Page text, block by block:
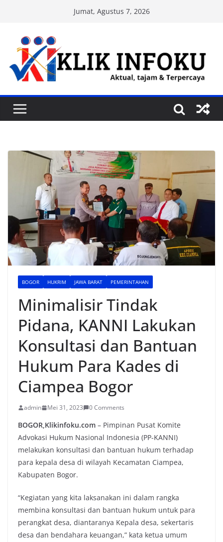
content
Jumat, Agustus 7, 2026
BOGOR HUKRIM JAWA BARAT PEMERINTAHAN
Minimalisir Tindak
Pidana, KANNI Lakukan
Konsultasi dan Bantuan
Hukum Para Kades di
Ciampea Bogor
admin Mei 31, 2023 0 Comments
BOGOR,Klikinfoku.com – Pimpinan Pusat Komite
Advokasi Hukum Nasional Indonesia (PP-KANNI)
melakukan konsultasi dan bantuan hukum terhadap
para kepala desa di wilayah Kecamatan Ciampea,
Kabupaten Bogor.
“Kegiatan yang kita laksanakan ini dalam rangka
membina konsultasi dan bantuan hukum untuk para
perangkat desa, diantaranya Kepala desa, sekertaris
desa dan bendahara keuangan,” kata ketua umum